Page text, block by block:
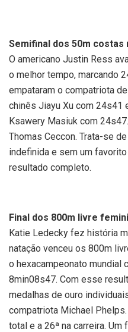
Semifinal dos 50m costas
O americano Justin Ress
o melhor tempo, marcando
empataram o compatriota
chinês Jiayu Xu com 24s41
Ksawery Masiuk com
Thomas Ceccon. Trata-se
indefinida e sem um favorito
resultado completo.
Final dos 800m livre
Katie Ledecky fez história
natação venceu os 800m
o hexacampeonato mundial
8min08s47. Com esse
medalhas de ouro
compatriota Michael
total e a 26ª na carreira. Um